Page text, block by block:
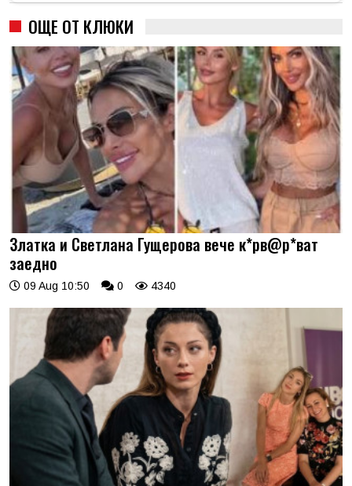
ОЩЕ ОТ КЛЮКИ
Златка и Светлана Гущерова вече к*рв@р*ват
заедно
09 Aug 10:50 0 4340